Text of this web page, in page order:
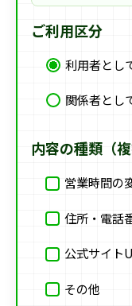
ご利用区分
利用者とし
関係者とし
内容の種類（複
営業時間の
住所・電話
公式サイト
その他